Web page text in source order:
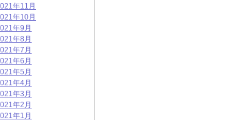
年11月
年10月
年9月
年8月
年7月
年6月
年5月
年4月
年3月
年2月
年1月